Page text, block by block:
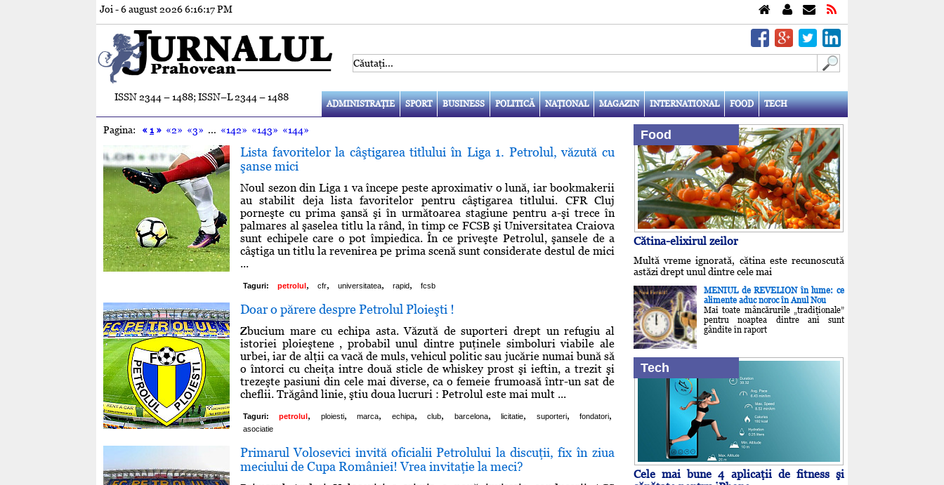
Joi - 6 august 20266:16:18 PM
ISSN 2344 – 1488; ISSN–L 2344 – 1488
ADMINISTRAŢIE SPORT BUSINESS POLITICĂ NAŢIONAL MAGAZIN INTERNATIONAL FOOD TECH
Pagina: «1 » «2» «3» ... «142» «143» «144»
Lista favoritelor la câştigarea titlului în Liga 1. Petrolul, văzută cu
şanse mici
Noul sezon din Liga 1 va începe peste aproximativ o lună, iar bookmakerii
au stabilit deja lista favoritelor pentru câştigarea titlului. CFR Cluj
porneşte cu prima şansă şi în următoarea stagiune pentru a-şi trece în
palmares al şaselea titlu la rând, în timp ce FCSB şi Universitatea Craiova
sunt echipele care o pot împiedica. În ce priveşte Petrolul, şansele de a
câştiga un titlu la revenirea pe prima scenă sunt considerate destul de mici
...
Taguri: petrolul, cfr, universitatea, rapid, fcsb
Doar o părere despre Petrolul Ploieşti !
Zbucium mare cu echipa asta. Văzută de suporteri drept un refugiu al
istoriei ploieştene , probabil unul dintre puţinele simboluri viabile ale
urbei, iar de alţii ca vacă de muls, vehicul politic sau jucărie numai bună să
o întorci cu cheiţa intre două sticle de whiskey prost şi ieftin, a trezit şi
trezeşte pasiuni din cele mai diverse, ca o femeie frumoasă într-un sat de
cheflii. Trăgând linie, ştiu doua lucruri : Petrolul este mai mult ...
Taguri: petrolul, ploiesti, marca, echipa, club, barcelona, licitatie, suporteri, fondatori,
asociatie
Primarul Volosevici invită oficialii Petrolului la discuţii, fix în ziua
meciului de Cupa României! Vrea invitaţie la meci?
Food
Cătina-elixirul zeilor
Multă vreme ignorată, cătina este recunoscută
astăzi drept unul dintre cele mai
MENIUL de REVELION în lume: ce
alimente aduc noroc în Anul Nou
Mai toate mâncărurile „tradiţionale”
pentru noaptea dintre ani sunt
gândite în raport
Tech
Cele mai bune 4 aplicaţii de fitness şi